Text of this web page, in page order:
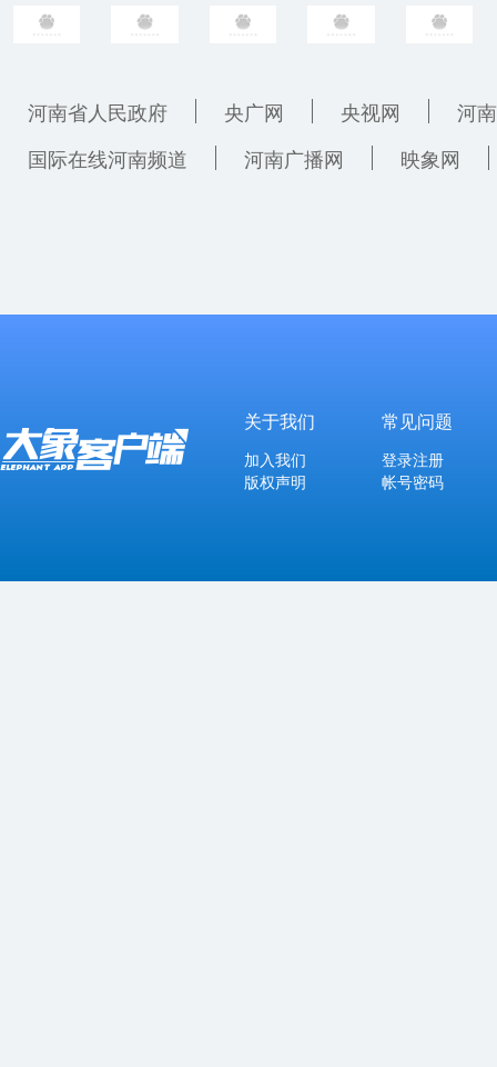
河南省人民政府 央广网 央视网
河
国际在线河南频道
河南广播网 映象网
关于我们
加入我们
版权声明
常见问题
登录注册
帐号密码